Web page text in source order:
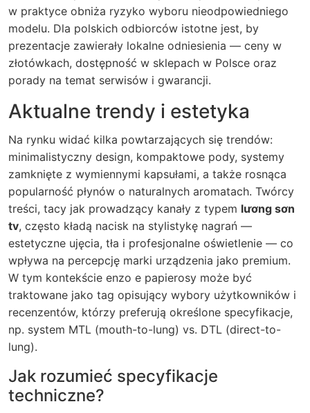
w praktyce obniża ryzyko wyboru nieodpowiedniego
modelu. Dla polskich odbiorców istotne jest, by
prezentacje zawierały lokalne odniesienia — ceny w
złotówkach, dostępność w sklepach w Polsce oraz
porady na temat serwisów i gwarancji.
Aktualne trendy i estetyka
Na rynku widać kilka powtarzających się trendów:
minimalistyczny design, kompaktowe pody, systemy
zamknięte z wymiennymi kapsułami, a także rosnąca
popularność płynów o naturalnych aromatach. Twórcy
treści, tacy jak prowadzący kanały z typem lương sơn
tv, często kładą nacisk na stylistykę nagrań —
estetyczne ujęcia, tła i profesjonalne oświetlenie — co
wpływa na percepcję marki urządzenia jako premium.
W tym kontekście enzo e papierosy może być
traktowane jako tag opisujący wybory użytkowników i
recenzentów, którzy preferują określone specyfikacje,
np. system MTL (mouth-to-lung) vs. DTL (direct-to-
lung).
Jak rozumieć specyfikacje
techniczne?